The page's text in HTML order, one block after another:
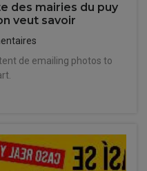
des mairies du puy
veut savoir
de emailing photos to